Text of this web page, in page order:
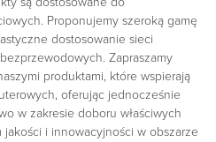
Proponujemy szeroką gamę
dostosowanie sieci
Zapraszamy
produktami, które wspierają
oferując jednocześnie
w zakresie doboru właściwych
jakości i innowacyjności w obszarze